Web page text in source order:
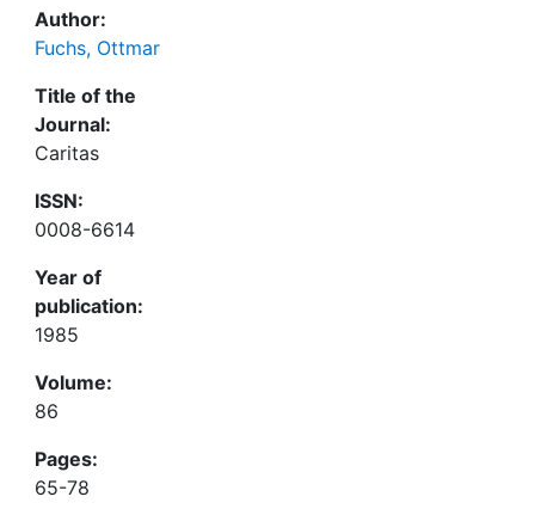
Author:
Fuchs, Ottmar
Title of the
Journal:
Caritas
ISSN:
0008-6614
Year of
publication:
1985
Volume:
86
Pages:
65-78